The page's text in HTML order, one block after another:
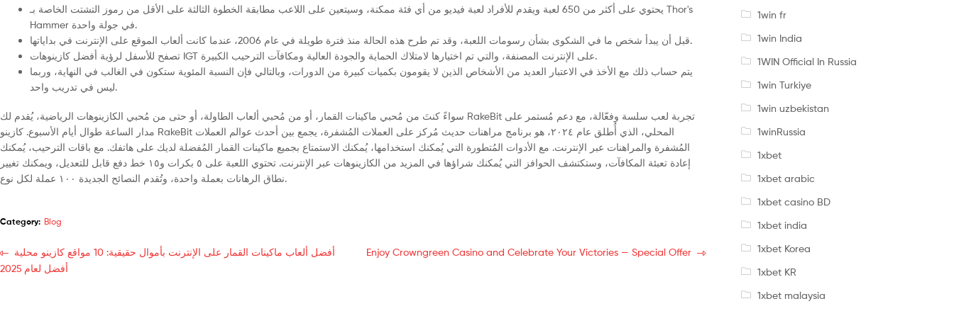
يحتوي على أكثر من 650 لعبة ويقدم للأفراد لعبة فيديو من أي فئة ممكنة، وسيتعين على اللاعب مطابقة الخطوة الثالثة على الأقل من رموز التشتت الخاصة بـ Thor's
Hammer في جولة واحدة.
قبل أن يبدأ شخص ما في الشكوى بشأن رسومات اللعبة، وقد تم طرح هذه الحالة منذ فترة طويلة في عام 2006، عندما كانت ألعاب الموقع على الإنترنت في بداياتها.
تصفح للأسفل لرؤية أفضل كازينوهات IGT على الإنترنت المصنفة، والتي تم اختيارها لامتلاك الحماية والجودة العالية ومكافآت الترحيب الكبيرة.
يتم حساب ذلك مع الأخذ في الاعتبار العديد من الأشخاص الذين لا يقومون بكميات كبيرة من الدورات، وبالتالي فإن النسبة المئوية ستكون في الغالب في النهاية، وربما
ليس في تدريب واحد.
سواءً كنتَ من مُحبي ماكينات القمار، أو من مُحبي ألعاب الطاولة، أو حتى من مُحبي الكازينوهات الرياضية، يُقدم لك RakeBit تجربة لعب سلسة وفعّالة، مع دعم مُستمر على
مدار الساعة طوال أيام الأسبوع. كازينو RakeBit المحلي، الذي أُطلق عام ٢٠٢٤، هو برنامج مراهنات حديث مُركز على العملات المُشفرة، يجمع بين أحدث عوالم العملات
المُشفرة والمراهنات عبر الإنترنت. مع الأدوات المُتطورة التي يُمكنك استخدامها، يُمكنك الاستمتاع بجميع ماكينات القمار المُفضلة لديك على هاتفك. مع باقات الترحيب، يُمكنك
إعادة تعبئة المكافآت، وستكتشف الحوافز التي يُمكنك شراؤها في المزيد من الكازينوهات عبر الإنترنت. تحتوي اللعبة على ٥ بكرات و١٥ خط دفع قابل للتعديل، ويمكنك تغيير
نطاق الرهانات بعملة واحدة، وتُقدم النصائح الجديدة ١٠٠ عملة لكل نوع.
Category: Blog
أفضل ألعاب ماكينات القمار على الإنترنت بأموال حقيقية: 10 مواقع كازينو محلية
أفضل لعام 2025
Enjoy Crowngreen Casino and Celebrate Your Victories — Special Offer
1win fr
1win India
1WIN Official In Russia
1win Turkiye
1win uzbekistan
1winRussia
1xbet
1xbet arabic
1xbet casino BD
1xbet india
1xbet Korea
1xbet KR
1xbet malaysia